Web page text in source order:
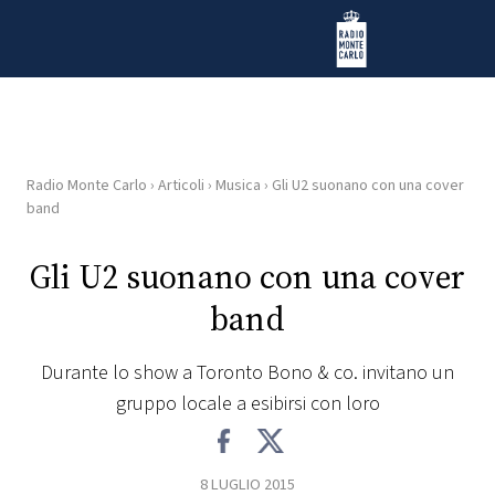
Radio Monte Carlo
HOME
RADIO
PLAYLIST
Radio Monte Carlo › Articoli › Musica › Gli U2 suonano con una cover
band
Gli U2 suonano con una cover
band
Durante lo show a Toronto Bono & co. invitano un
gruppo locale a esibirsi con loro
8 LUGLIO 2015